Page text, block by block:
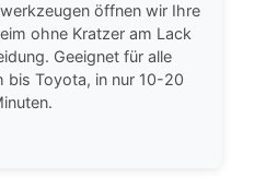
öffnen wir Ihre
ohne Kratzer am Lack
Geeignet für alle
bis Toyota, in nur 10-20